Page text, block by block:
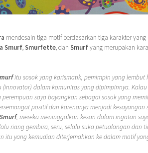
mendesain tiga motif berdasarkan tiga karakter
Smurf,Smurfette, dan Smurfyang merupakan
itu sosok yang karismatik, pemimpin yang lembut
(innovator) dalam komunitas yang dipimpinnya. Kalau
saya bayangkan sebagai sosok yang
positif dan karenanya menjadi kesayangan
Smurf, mereka meninggalkan kesan dalam ingatan
riang gembira, seru, selalu suka petualangan dan
itu yang kemudian diterjemahkan ke dalam motif